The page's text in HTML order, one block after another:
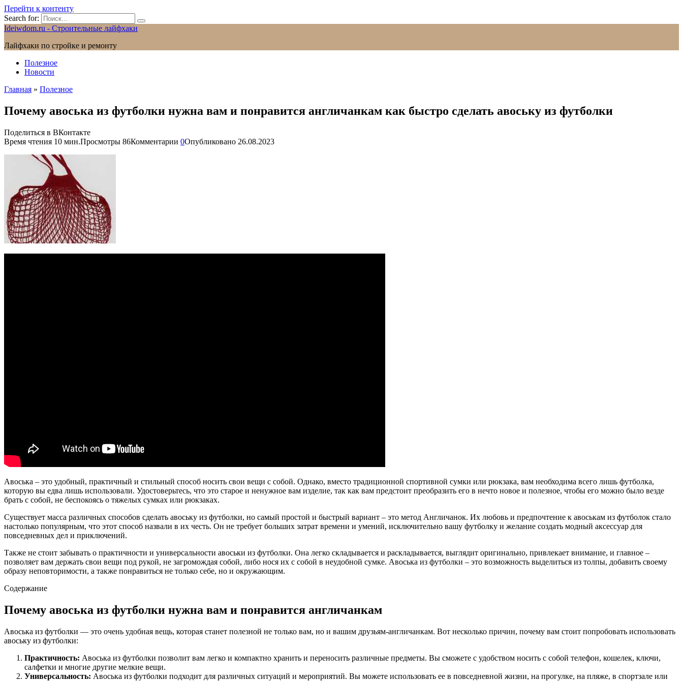
Перейти к контенту
Search for:
Ideiwdom.ru - Строительные лайфхаки
Лайфхаки по стройке и ремонту
Полезное
Новости
Главная » Полезное
Почему авоська из футболки нужна вам и понравится англичанкам как быстро сделать авоську из футболки
Поделиться в ВКонтакте
Время чтения 10 мин.Просмотры 86Комментарии 0Опубликовано 26.08.2023
Авоська – это удобный, практичный и стильный способ носить свои вещи с собой. Однако, вместо традиционной спортивной сумки или рюкзака, вам необходима всего лишь футболка,
которую вы едва лишь использовали. Удостоверьтесь, что это старое и ненужное вам изделие, так как вам предстоит преобразить его в нечто новое и полезное, чтобы его можно было везде
брать с собой, не беспокоясь о тяжелых сумках или рюкзаках.
Существует масса различных способов сделать авоську из футболки, но самый простой и быстрый вариант – это метод Англичанок. Их любовь и предпочтение к авоськам из футболок стало
настолько популярным, что этот способ назвали в их честь. Он не требует больших затрат времени и умений, исключительно вашу футболку и желание создать модный аксессуар для
повседневных дел и приключений.
Также не стоит забывать о практичности и универсальности авоськи из футболки. Она легко складывается и раскладывается, выглядит оригинально, привлекает внимание, и главное –
позволяет вам держать свои вещи под рукой, не загромождая собой, либо нося их с собой в неудобной сумке. Авоська из футболки – это возможность выделиться из толпы, добавить своему
образу неповторимости, а также понравиться не только себе, но и окружающим.
Содержание
Почему авоська из футболки нужна вам и понравится англичанкам
Авоська из футболки — это очень удобная вещь, которая станет полезной не только вам, но и вашим друзьям-англичанкам. Вот несколько причин, почему вам стоит попробовать использовать
авоську из футболки:
Практичность: Авоська из футболки позволит вам легко и компактно хранить и переносить различные предметы. Вы сможете с удобством носить с собой телефон, кошелек, ключи,
салфетки и многие другие мелкие вещи.
Универсальность: Авоська из футболки подходит для различных ситуаций и мероприятий. Вы можете использовать ее в повседневной жизни, на прогулке, на пляже, в спортзале или